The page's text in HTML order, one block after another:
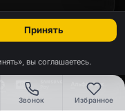
Звонок Избранное
вы соглашаетесь.
Принять